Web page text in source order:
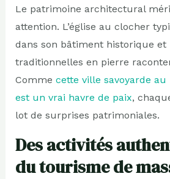
Le patrimoine architectural
attention. L’église au clocher
dans son bâtiment historique et
traditionnelles en pierre
Comme cette ville savoyarde
est un vrai havre de paix,
lot de surprises patrimoniales.
Des activités
du tourisme de